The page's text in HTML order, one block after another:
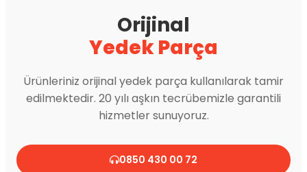
Orijinal
Yedek Parça
Ürünleriniz orijinal yedek parça kullanılarak tamir
edilmektedir. 20 yılı aşkın tecrübemizle garantili
hizmetler sunuyoruz.
0850 430 00 72